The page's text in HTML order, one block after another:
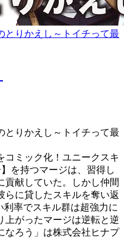
とりかえし～トイチって最
とりかえし～トイチって最
コミック化！ユニークスキ
を持つマージは、習得し
貢献していた。しかし仲間
らに貸したスキルを奪い返
利率でスキル群は超強力に
上がったマージは逆転と逆
なろう」は株式会社ヒナプ